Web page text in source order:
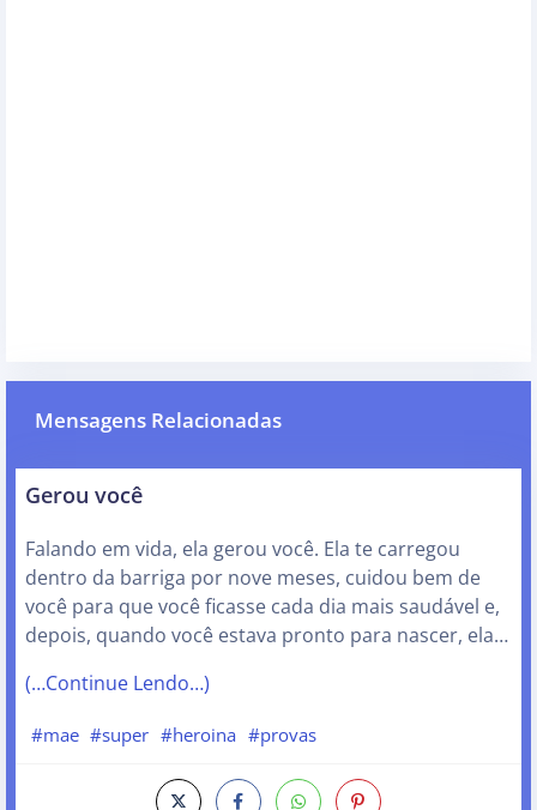
Mensagens Relacionadas
Gerou você
Falando em vida, ela gerou você. Ela te carregou
dentro da barriga por nove meses, cuidou bem de
você para que você ficasse cada dia mais saudável e,
depois, quando você estava pronto para nascer, ela…
(…Continue Lendo…)
#mae #super #heroina #provas